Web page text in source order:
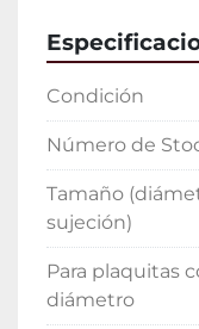
Condición
Número de
Tamaño
sujeción)
Para plaquitas
diámetro